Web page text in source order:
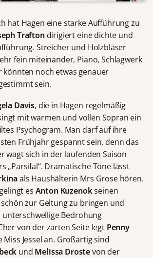
hat Hagen eine starke Aufführung zu
Traftondirigiert eine dichte und
Streicher und Holzbläser
fein miteinander, Piano, Schlagwerk
könnten noch etwas genauer
sein.
Davis, die in Hagen regelmäßig
mit warmen und vollen Sopran ein
Psychogram. Man darf auf ihre
Frühjahr gespannt sein, denn das
wagt sich in der laufenden Saison
„Parsifal“. Dramatische Töne lässt
als Haushälterin Mrs Grose hören.
es Anton Kuzenokseinen
zur Geltung zu bringen und
unterschwellige Bedrohung
von der zarten Seite legt Penny
Miss Jessel an. Großartig sind
und Melissa Drostevon der